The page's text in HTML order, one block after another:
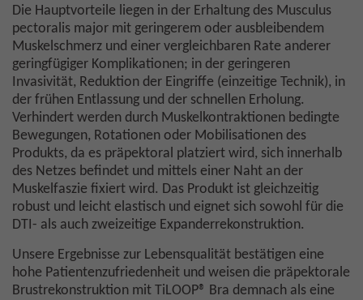
Die Hauptvorteile liegen in der Erhaltung des Musculus
pectoralis major mit geringerem oder ausbleibendem
Muskelschmerz und einer vergleichbaren Rate anderer
geringfügiger Komplikationen; in der geringeren
Invasivität, Reduktion der Eingriffe (einzeitige Technik), in
der frühen Entlassung und der schnellen Erholung.
Verhindert werden durch Muskelkontraktionen bedingte
Bewegungen, Rotationen oder Mobilisationen des
Produkts, da es präpektoral platziert wird, sich innerhalb
des Netzes befindet und mittels einer Naht an der
Muskelfaszie fixiert wird. Das Produkt ist gleichzeitig
robust und leicht elastisch und eignet sich sowohl für die
DTI- als auch zweizeitige Expanderrekonstruktion.
Unsere Ergebnisse zur Lebensqualität bestätigen eine
hohe Patientenzufriedenheit und weisen die präpektorale
Brustrekonstruktion mit TiLOOP® Bra demnach als eine